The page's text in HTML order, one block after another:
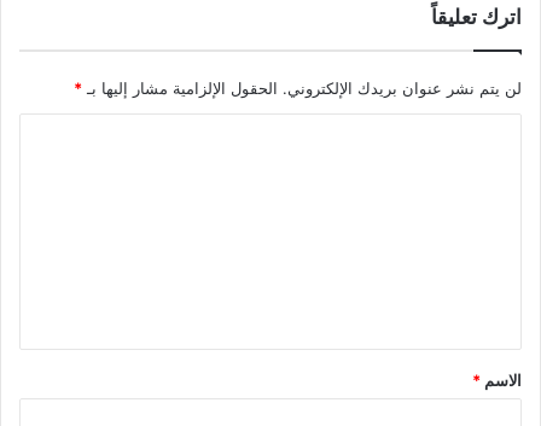
اترك تعليقاً
لن يتم نشر عنوان بريدك الإلكتروني. الحقول الإلزامية مشار إليها بـ *
الاسم *